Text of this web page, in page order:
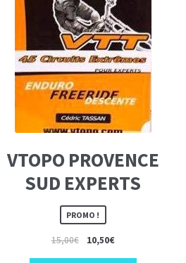
VTOPO PROVENCE
SUD EXPERTS
PROMO !
15,00€
Le10,50€Le